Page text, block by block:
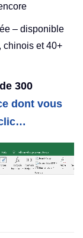
– disponible
chinois et 40+
300
dont vous
clic…